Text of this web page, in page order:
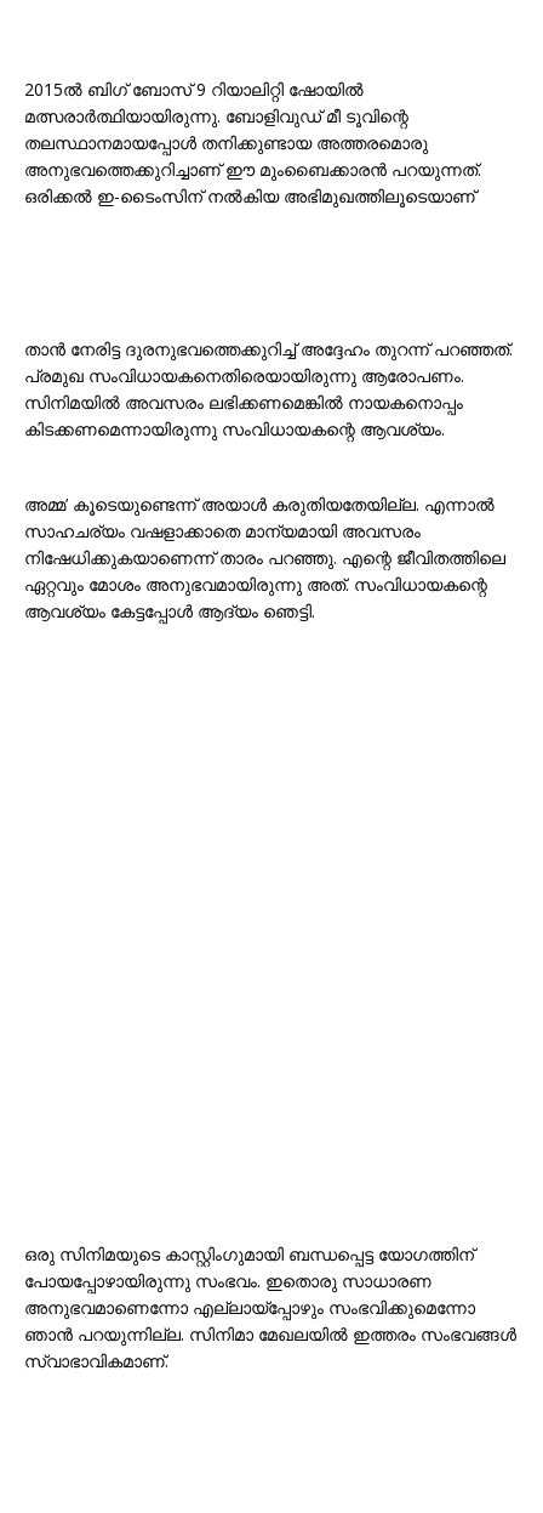
2015ൽ ബിഗ് ബോസ് 9 റിയാലിറ്റി ഷോയിൽ
മത്സരാർത്ഥിയായിരുന്നു. ബോളിവുഡ് മീ ടൂവിന്റെ
തലസ്ഥാനമായപ്പോൾ തനിക്കുണ്ടായ അത്തരമൊരു
അനുഭവത്തെക്കുറിച്ചാണ് ഈ മുംബൈക്കാരൻ പറയുന്നത്.
ഒരിക്കൽ ഇ-ടൈംസിന് നൽകിയ അഭിമുഖത്തിലൂടെയാണ്
താൻ നേരിട്ട ദുരനുഭവത്തെക്കുറിച്ച് അദ്ദേഹം തുറന്ന് പറഞ്ഞത്.
പ്രമുഖ സംവിധായകനെതിരെയായിരുന്നു ആരോപണം.
സിനിമയിൽ അവസരം ലഭിക്കണമെങ്കിൽ നായകനൊപ്പം
കിടക്കണമെന്നായിരുന്നു സംവിധായകന്റെ ആവശ്യം.
അമ്മ’ കൂടെയുണ്ടെന്ന് അയാൾ കരുതിയതേയില്ല. എന്നാൽ
സാഹചര്യം വഷളാക്കാതെ മാന്യമായി അവസരം
നിഷേധിക്കുകയാണെന്ന് താരം പറഞ്ഞു. എന്റെ ജീവിതത്തിലെ
ഏറ്റവും മോശം അനുഭവമായിരുന്നു അത്. സംവിധായകന്റെ
ആവശ്യം കേട്ടപ്പോൾ ആദ്യം ഞെട്ടി.
ഒരു സിനിമയുടെ കാസ്റ്റിംഗുമായി ബന്ധപ്പെട്ട യോഗത്തിന്
പോയപ്പോഴായിരുന്നു സംഭവം. ഇതൊരു സാധാരണ
അനുഭവമാണെന്നോ എല്ലായ്‌പ്പോഴും സംഭവിക്കുമെന്നോ
ഞാൻ പറയുന്നില്ല. സിനിമാ മേഖലയിൽ ഇത്തരം സംഭവങ്ങൾ
സ്വാഭാവികമാണ്.